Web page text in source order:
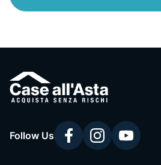
Follow Us